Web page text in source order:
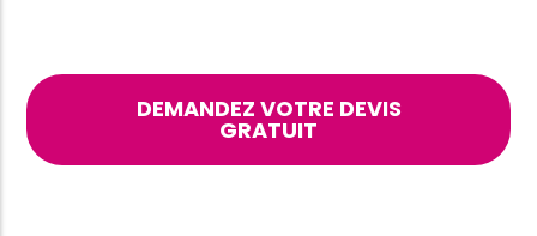
DEMANDEZ VOTRE DEVIS
GRATUIT